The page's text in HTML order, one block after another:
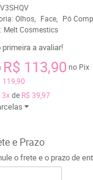
Olhos Face Pó
Melt Cosmestics
primeira a avaliar!
R$ 113,90 no Pix
119,90
3xde R$ 39,97
e Prazo
o frete e o prazo de